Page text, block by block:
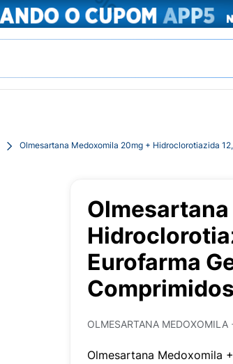
Olmesartana Medoxomila 20mg + Hidroclorotiazida
Eurofarma
Comprimidos
OLMESARTANA
Olmesartana Medoxomila